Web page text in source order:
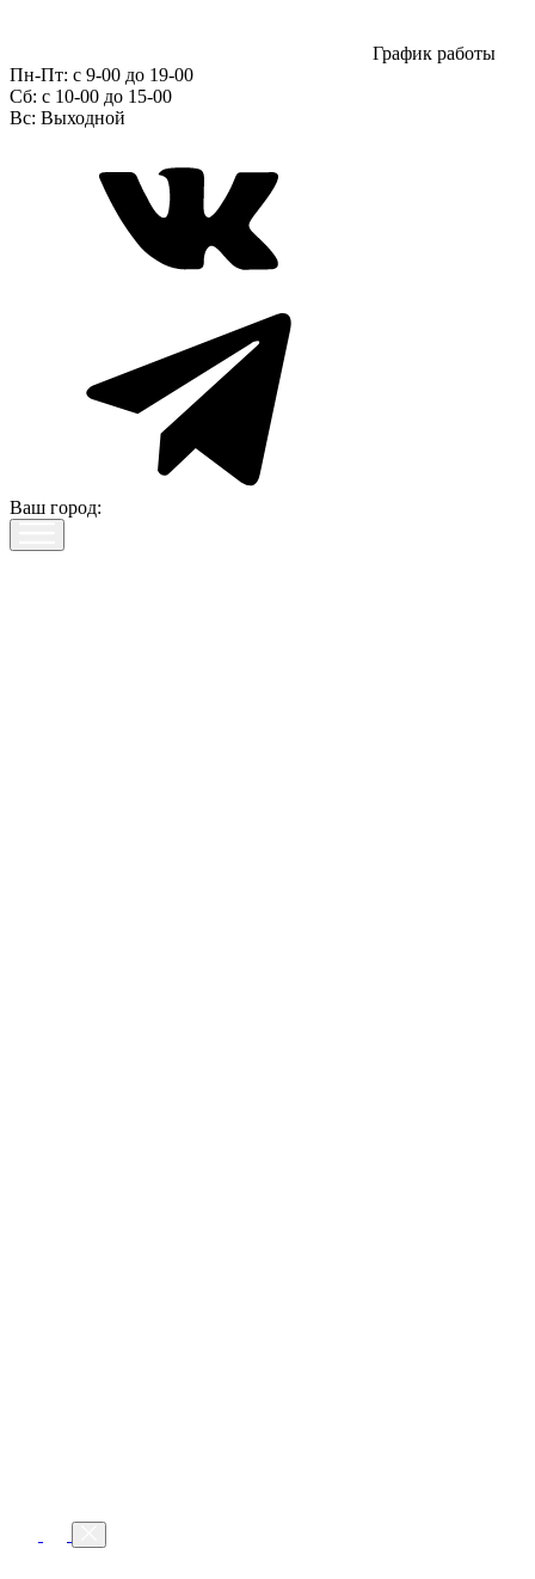
График работы
Пн-Пт: с 9-00 до 19-00
Сб: c 10-00 до 15-00
Вс: Выходной
Ваш город: